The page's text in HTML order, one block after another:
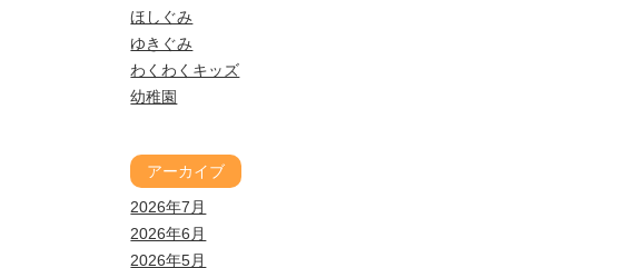
ほしぐみ
ゆきぐみ
わくわくキッズ
幼稚園
アーカイブ
2026年7月
2026年6月
2026年5月